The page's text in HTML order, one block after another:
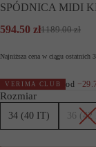
SPÓDNICA MIDI
1189.00zł
Pierwotna
wynosiła:
594.50 zł
Aktualna
wynosi:
Najniższa cena w ciągu ostatnich
VERIMA CLUB od −
Rozmiar
34 (40 IT) 36